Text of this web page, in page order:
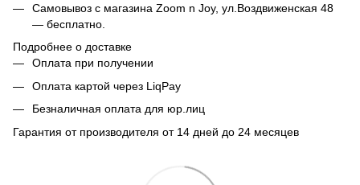
Самовывоз с магазина Zoom n Joy, ул.Воздвиженская 48
— бесплатно.
Подробнее о доставке
Оплата при получении
Оплата картой через LiqPay
Безналичная оплата для юр.лиц
Гарантия от производителя от 14 дней до 24 месяцев